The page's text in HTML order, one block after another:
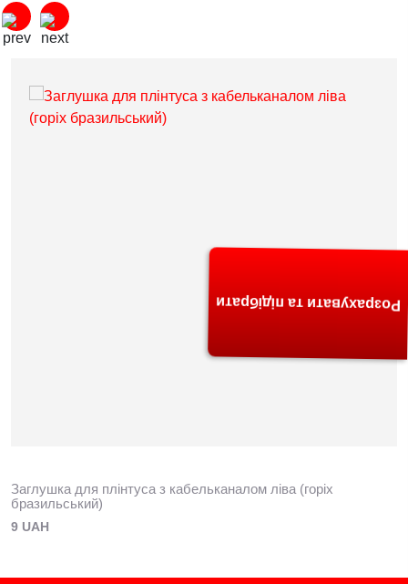
Заглушка для плінтуса з кабельканалом ліва (горіх
бразильський)
9 UAH
Розрахувати та підібрати